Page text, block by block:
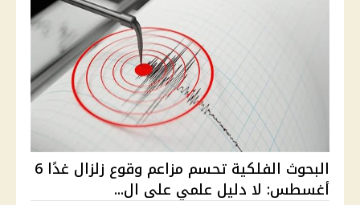
البحوث الفلكية تحسم مزاعم وقوع زلزال غدًا 6
أغسطس: لا دليل علمي على ال...